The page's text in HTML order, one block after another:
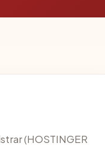
(HOSTINGER